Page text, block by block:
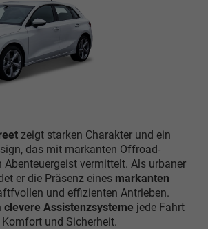
zeigt starken Charakter und ein
das mit markanten Offroad-
Abenteuergeist vermittelt. Als urbaner
er die Präsenz eines markanten
und effizienten Antrieben.
clevere Assistenzsysteme jede Fahrt
und Sicherheit.